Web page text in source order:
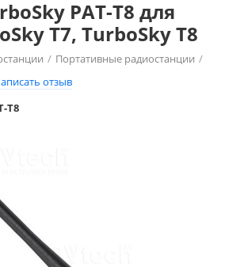
PAT-T8 для
T7, TurboSky T8
/ Портативные радиостанции /
/ Антенна Turbosky
отзыв
T8